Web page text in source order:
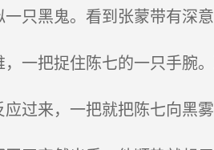
只黑鬼。看到张蒙带有深意
一把捉住陈七的一只手腕
过来，一把就把陈七向黑雾